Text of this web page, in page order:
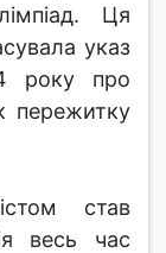
Ця
указ
року про
пережитку
став
весь час